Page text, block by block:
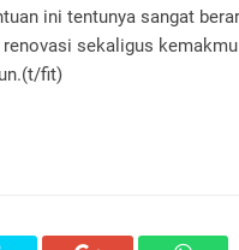
ini tentunya sangat
sekaligus
fit)